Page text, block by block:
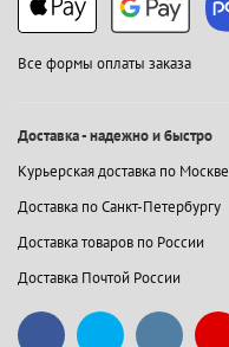
Все формы оплаты заказа
Доставка - надежно и быстро
Курьерская доставка по Москве
Доставка по Санкт-Петербургу
Доставка товаров по России
Доставка Почтой России